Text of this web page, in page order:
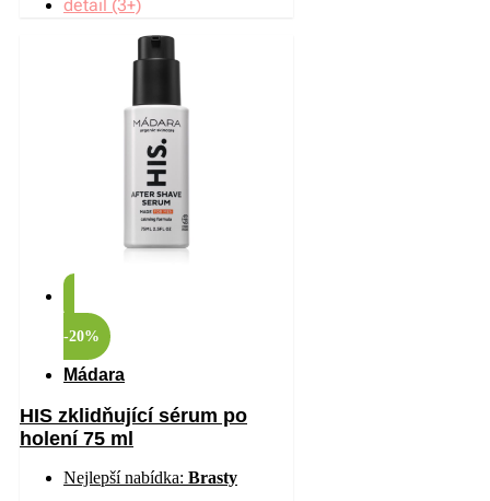
detail (3+)
-20%
Mádara
HIS zklidňující sérum po
holení 75 ml
Nejlepší nabídka: Brasty